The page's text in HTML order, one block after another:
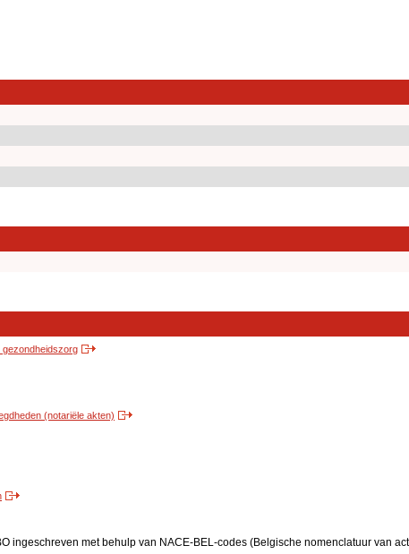
(notariële akten)
ingeschreven met behulp van NACE-BEL-codes (Belgische nomenclatuur van